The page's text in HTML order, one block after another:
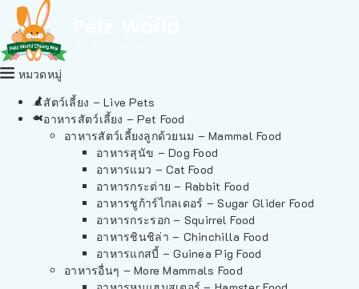
หมวดหมู่
สัตว์เลี้ยง – Live Pets
อาหารสัตว์เลี้ยง – Pet Food
อาหารสัตว์เลี้ยงลูกด้วยนม – Mammal Food
อาหารสุนัข – Dog Food
อาหารแมว – Cat Food
อาหารกระต่าย – Rabbit Food
อาหารชูก้าร์ไกลเดอร์ – Sugar Glider Food
อาหารกระรอก – Squirrel Food
อาหารชินชิล่า – Chinchilla Food
อาหารแกสบี้ – Guinea Pig Food
อาหารอื่นๆ – More Mammals Food